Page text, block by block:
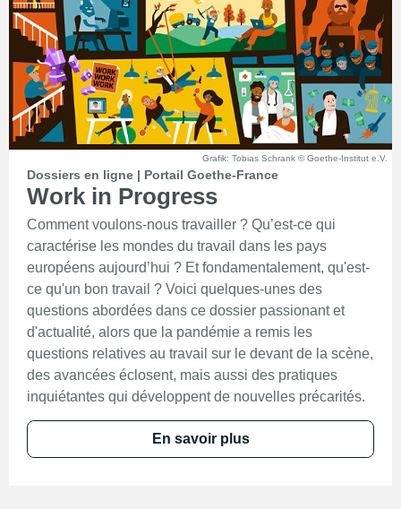
Grafik: Tobias Schrank © Goethe-Institut e.V.
Dossiers en ligne | Portail Goethe-France
Work in Progress
Comment voulons-nous travailler ? Qu’est-ce qui
caractérise les mondes du travail dans les pays
européens aujourd’hui ? Et fondamentalement, qu'est-
ce qu'un bon travail ? Voici quelques-unes des
questions abordées dans ce dossier passionant et
d'actualité, alors que la pandémie a remis les
questions relatives au travail sur le devant de la scène,
des avancées éclosent, mais aussi des pratiques
inquiétantes qui développent de nouvelles précarités.
En savoir plus